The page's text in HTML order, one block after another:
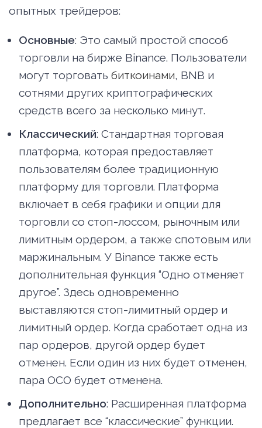
опытных трейдеров:
Основные: Это самый простой способ
торговли на бирже Binance. Пользователи
могут торговать биткоинами, BNB и
сотнями других криптографических
средств всего за несколько минут.
Классический: Стандартная торговая
платформа, которая предоставляет
пользователям более традиционную
платформу для торговли. Платформа
включает в себя графики и опции для
торговли со стоп-лоссом, рыночным или
лимитным ордером, а также спотовым или
маржинальным. У Binance также есть
дополнительная функция “Одно отменяет
другое”. Здесь одновременно
выставляются стоп-лимитный ордер и
лимитный ордер. Когда сработает одна из
пар ордеров, другой ордер будет
отменен. Если один из них будет отменен,
пара OCO будет отменена.
Дополнительно: Расширенная платформа
предлагает все “классические” функции.